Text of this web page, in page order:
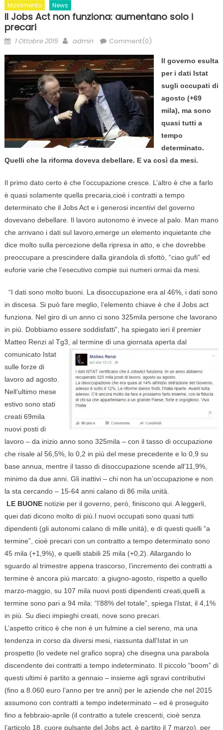
MoVimento News
Il Jobs Act non funziona: aumentano solo i
precari
Posted
1 Ottobre 2015 Author
admin Comment(0)
Il governo esulta
per i dati Istat
sugli occupati di
agosto (+69
mila), ma sono
quasi tutti a
tempo
determinato.
Quelli che la riforma doveva debellare. E va così da mesi.
Il primo dato certo è che l’occupazione cresce. L’altro è che a farlo
è quasi solamente quella precaria,cioè i contratti a tempo
determinato che il Jobs Act e i generosi incentivi del governo
dovevano debellare. Il lavoro autonomo è invece al palo. Man mano
che arrivano i dati sul lavoro,emerge un elemento inquietante che
dice molto sulla percezione della ripresa in atto, e che dovrebbe
preoccupare a prescindere dalla girandola di sfottò, “ciao gufi” ed
euforie varie che l’esecutivo compie sui numeri ormai da mesi.
“I dati sono molto buoni. La disoccupazione era al 46%, i dati sono
in discesa. Si può fare meglio, l’elemento chiave è che il Jobs act
funziona. Nel giro di un anno ci sono 325mila persone che lavorano
in più. Dobbiamo essere soddisfatti”, ha spiegato ieri il premier
Matteo Renzi al Tg3, al termine di una giornata aperta dal
comunicato Istat
sulle forze di
lavoro ad agosto.
Nell’ultimo mese
estivo sono stati
creati 69mila
nuovi posti di
lavoro – da inizio anno sono 325mila – con il tasso di occupazione
che risale al 56,5%, lo 0,2 in più del mese precedente e lo 0,9 su
base annua, mentre il tasso di disoccupazione scende all’11,9%,
minimo da due anni. Gli inattivi – chi non ha un’occupazione e non
la sta cercando – 15-64 anni calano di 86 mila unità.
LE BUONEnotizie per il governo, però, finiscono qui. A leggerli,
quei dati dicono molto di più.I nuovi occupati sono quasi tutti
dipendenti (gli autonomi calano di mille unità), e di questi quelli “a
termine”, cioè precari con un contratto a tempo determinato sono
45 mila (+1,9%), e quelli stabili 25 mila (+0,2). Allargando lo
sguardo al trimestre appena trascorso, l’incremento dei contratti a
termine è ancora più marcato: a giugno-agosto, rispetto a quello
marzo-maggio, su 107 mila nuovi posti dipendenti creati,quelli a
termine sono pari a 94 mila: “l’88% del totale”, spiega l’Istat, il 4,1%
in più. Su dieci impieghi creati, nove sono precari.
L’aspetto critico è che non è un fulmine a ciel sereno, ma una
tendenza in corso da diversi mesi, riassunta dall’Istat in un
prospetto (lo vedete nel grafico sopra) che disegna una parabola
discendente dei contratti a tempo indeterminato. Il piccolo “boom” di
questi ultimi è partito a gennaio – insieme agli sgravi contributivi
(fino a 8.060 euro l’anno per tre anni) per le aziende che nel 2015
assumono con contratti a tempo indeterminato – ed è proseguito
fino a febbraio-aprile (il contratto a tutele crescenti, cioè senza
l’articolo 18, cuore pulsante del Jobs act, è partito il 7 marzo), per